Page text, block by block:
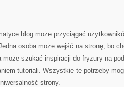
blog może przyciągać
osoba może wejść na stronę, bo
może szukać inspiracji do fryzury na
tutoriali. Wszystkie te potrzeby
strony.